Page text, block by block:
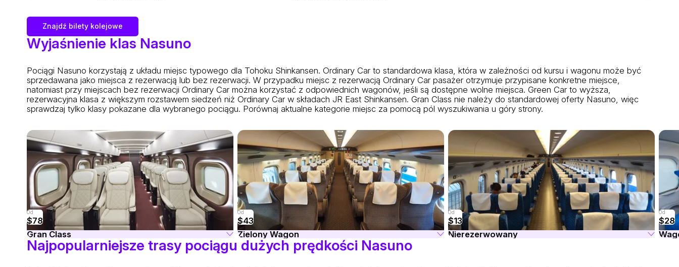
Znajdź bilety kolejowe
Wyjaśnienie klas Nasuno
Pociągi Nasuno korzystają z układu miejsc typowego dla Tohoku Shinkansen. Ordinary Car to standardowa klasa, która w zależności od kursu i wagonu może być
sprzedawana jako miejsca z rezerwacją lub bez rezerwacji. W przypadku miejsc z rezerwacją Ordinary Car pasażer otrzymuje przypisane konkretne miejsce,
natomiast przy miejscach bez rezerwacji Ordinary Car można korzystać z odpowiednich wagonów, jeśli są dostępne wolne miejsca. Green Car to wyższa,
rezerwacyjna klasa z większym rozstawem siedzeń niż Ordinary Car w składach JR East Shinkansen. Gran Class nie należy do standardowej oferty Nasuno, więc
sprawdzaj tylko klasy pokazane dla wybranego pociągu. Porównaj aktualne kategorie miejsc za pomocą pól wyszukiwania u góry strony.
Od
$78
Gran Class
Od
$43
Zielony Wagon
Od
$13
Nierezerwowany
Od
$28
Najpopularniejsze trasy pociągu dużych prędkości Nasuno